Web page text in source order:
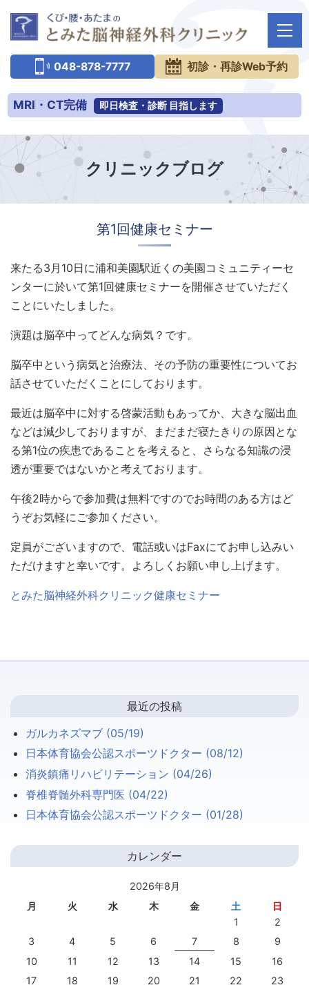
048-878-7777 初診・再診Web予約
MRI・CT完備 即日検査・診断 目指します
クリニックブログ
第1回健康セミナー
来たる3月 10日に浦和美園駅近くの美園コミュニティーセ
ンターに於いて第1回健康セミナーを開催させていただく
ことにいたしました。
演題は脳卒中ってどんな病気？です。
脳卒中という病気と治療法、その予防の重要性についてお
話させていただくことにしております。
最近は脳卒中に対する啓蒙活動もあってか、大きな脳出血
などは減少しておりますが、まだまだ寝たきりの原因とな
る第1位の疾患であることを考えると、さらなる知識の浸
透が重要ではないかと考えております。
午後2時からで参加費は無料ですのでお時間のある方はど
うぞお気軽にご参加ください。
定員がございますので、電話或いはFaxにてお申し込みい
ただけますと幸いです。よろしくお願い申し上げます。
とみた脳神経外科クリニック健康セミナー
最近の投稿
ガルカネズマブ (05/19)
日本体育協会公認スポーツドクター (08/12)
消炎鎮痛リハビリテーション (04/26)
脊椎脊髄外科専門医 (04/22)
日本体育協会公認スポーツドクター (01/28)
カレンダー
2026年8月
月
火 水 木 金 土
日
1
2
3
4 5 6 7 8
9
10
11 12 13 14 15
16
17
18 19 20 21 22
23